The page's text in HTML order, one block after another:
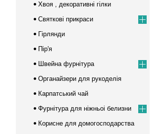
Хвоя , декоративні гілки
Cвяткові прикраси
Гірлянди
Пір'я
Швейна фурнітура
Органайзери для рукоделія
Карпатський чай
Фурнітура для ніжньоі белизни
Корисне для домогосподарства